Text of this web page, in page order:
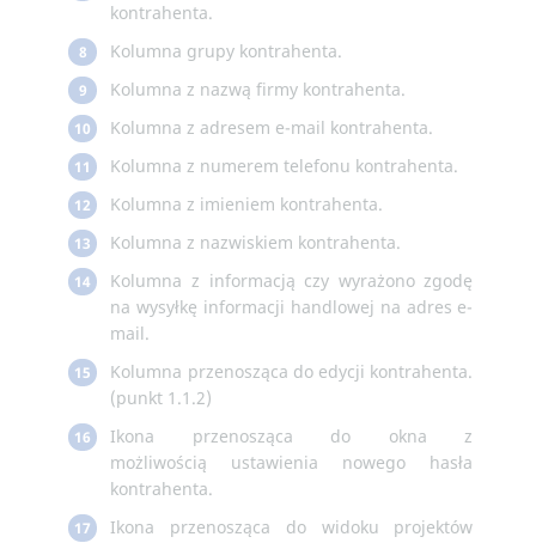
kontrahenta.
8 Kolumna grupy kontrahenta.
9 Kolumna z nazwą firmy kontrahenta.
10 Kolumna z adresem e-mail kontrahenta.
11 Kolumna z numerem telefonu kontrahenta.
12 Kolumna z imieniem kontrahenta.
13 Kolumna z nazwiskiem kontrahenta.
14
Kolumna z informacją czy wyrażono zgodę
na wysyłkę informacji handlowej na adres e-
mail.
15
Kolumna przenosząca do edycji kontrahenta.
(punkt 1.1.2)
16
Ikona przenosząca do okna z
możliwością ustawienia nowego hasła
kontrahenta.
17
Ikona przenosząca do widoku projektów